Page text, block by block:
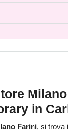
in
Farini, si trova